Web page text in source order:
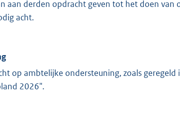
aan derden opdracht geven tot het doen van
acht.
op ambtelijke ondersteuning, zoals
2026".